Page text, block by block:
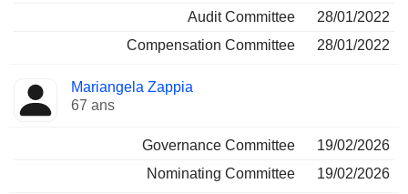
Audit Committee
28/01/2022
Compensation Committee
28/01/2022
Mariangela Zappia
67 ans
Governance Committee
19/02/2026
Nominating Committee
19/02/2026